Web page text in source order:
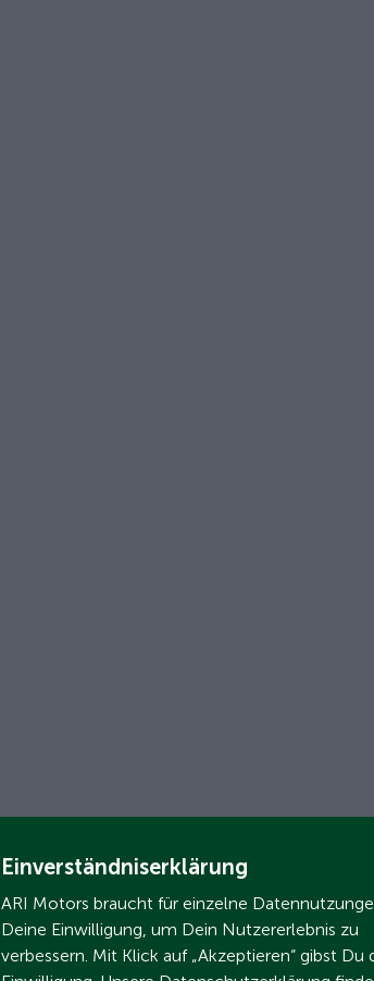
Einverständniserklärung
ARI Motors braucht für einzelne
Deine Einwilligung, um Dein Nutzererlebnis zu
verbessern. Mit Klick auf „Akzeptieren“ gibst Du